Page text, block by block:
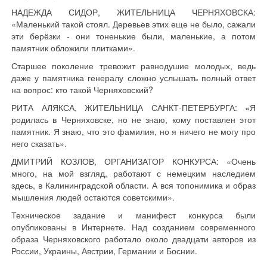
НАДЕЖДА СИДОР, ЖИТЕЛЬНИЦА ЧЕРНЯХОВСКА:
«Маленький такой стоял. Деревьев этих еще не было, сажали
эти берёзки - они тоненькие были, маленькие, а потом
памятник обложили плитками».
Старшее поколение тревожит равнодушие молодых, ведь
даже у памятника генералу сложно услышать полный ответ
на вопрос: кто такой Черняховский?
РИТА АЛЯКСА, ЖИТЕЛЬНИЦА САНКТ-ПЕТЕРБУРГА: «Я
родилась в Черняховске, но не знаю, кому поставлен этот
памятник. Я знаю, что это фамилия, но я ничего не могу про
него сказать».
ДМИТРИЙ КОЗЛОВ, ОРГАНИЗАТОР КОНКУРСА: «Очень
много, на мой взгляд, работают с немецким наследием
здесь, в Калининградской области. А вся топонимика и образ
мышления людей остаются советскими».
Техническое задание и манифест конкурса были
опубликованы в Интернете. Над созданием современного
образа Черняховского работало около двадцати авторов из
России, Украины, Австрии, Германии и Боснии.